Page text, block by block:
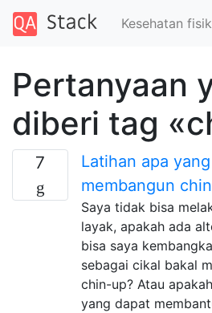
Kesehatan fisik
Pertanyaan
diberi tag
7
Latihan apa
membangun
Saya tidak bisa
layak, apakah ada
bisa saya
sebagai cikal bakal
chin-up? Atau
yang dapat